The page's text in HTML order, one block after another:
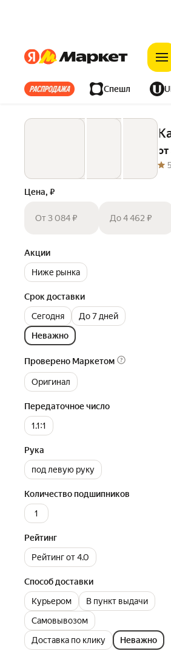
ЯндексЯндекс
Все хиты Спешл
Дом Ремонт Детям
от
Цена, ₽
От 3 084 ₽ До 4 462 ₽
Акции
Ниже рынка
Срок доставки
Сегодня
До 7 дней
Неважно
Проверено Маркетом
Оригинал
Передаточное число
1.1:1
Рука
под левую руку
Количество подшипников
1
Рейтинг
Рейтинг от 4.0
Способ доставки
Курьером
В пункт выдачи
Самовывозом
Доставка по клику
Неважно